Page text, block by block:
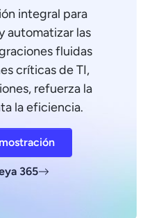
integral para
automatizar las
fluidas
críticas de TI,
refuerza la
la eficiencia.
365